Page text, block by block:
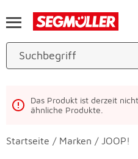
Das Produkt ist derzeit
ähnliche Produkte.
Startseite / Marken / JOOP!